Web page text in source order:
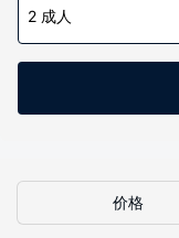
2 成人
价格